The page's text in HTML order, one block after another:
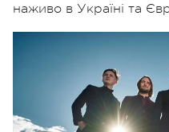
наживо в Україні та